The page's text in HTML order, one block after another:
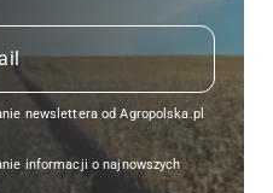
newslettera od Agropolska.pl
informacji o najnowszych